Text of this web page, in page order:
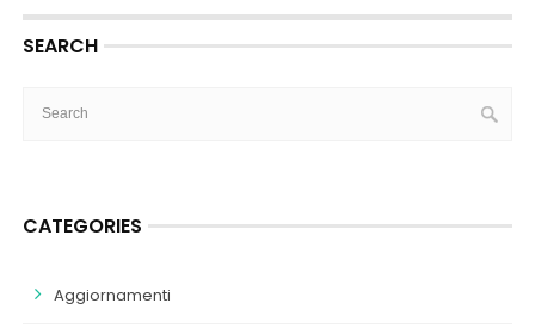
SEARCH
CATEGORIES
Aggiornamenti